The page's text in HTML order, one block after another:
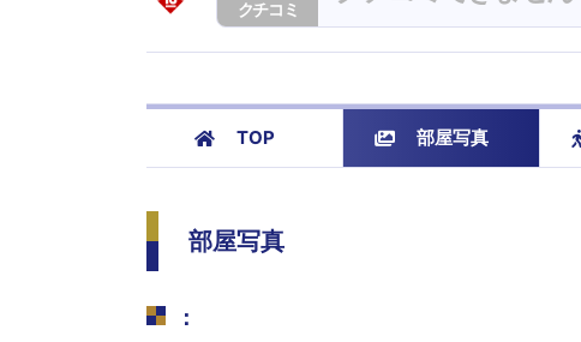
クチコミ
TOP 部屋写真
部屋写真
：